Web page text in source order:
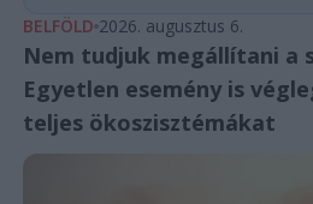
BELFÖLD 2026. augusztus 6.
Nem tudjuk megállítani a
Egyetlen esemény is
teljes ökoszisztémákat